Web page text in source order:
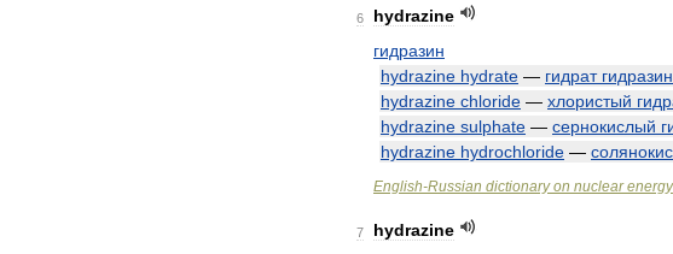
6
hydrazine
гидразин
hydrazine hydrate — гидрат
hydrazine chloride — хлористый
hydrazine sulphate — сернокислый
hydrazine hydrochloride —
English-Russian dictionary on nuclear energy
7
hydrazine